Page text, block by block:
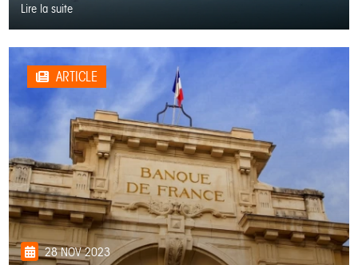
Lire la suite
ARTICLE
28 NOV 2023